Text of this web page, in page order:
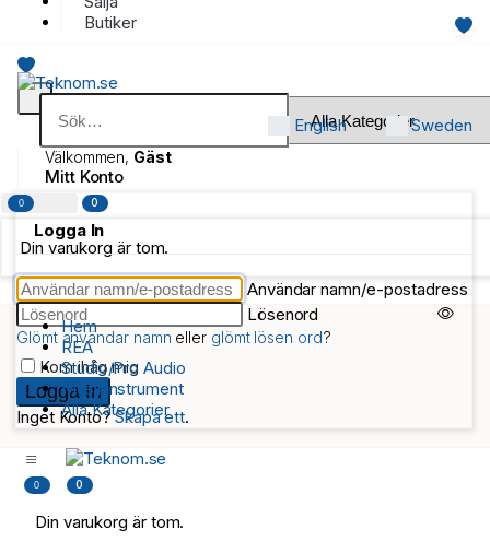
Butiker
English Sweden
Välkommen, Gäst
Mitt Konto
Logga In
Användar namn/e-postadress
Lösenord
Glömt användar namn eller glömt lösen ord?
Kom ihåg mig
Inget Konto?Skapa ett.
0 0
Din varukorg är tom.
Hem
REA
Studio/Pro Audio
Musikinstrument
Alla Kategorier
0 0
Din varukorg är tom.